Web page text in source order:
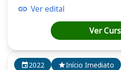
2022 Início Imediato
Ver edital
Ver